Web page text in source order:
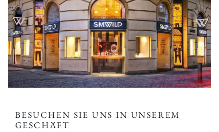
BESUCHEN SIE UNS IN UNSEREM
GESCHÄFT